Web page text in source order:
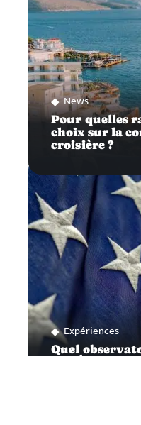
News
Pour quelles
choix sur la
croisière ?
Expériences
Quel